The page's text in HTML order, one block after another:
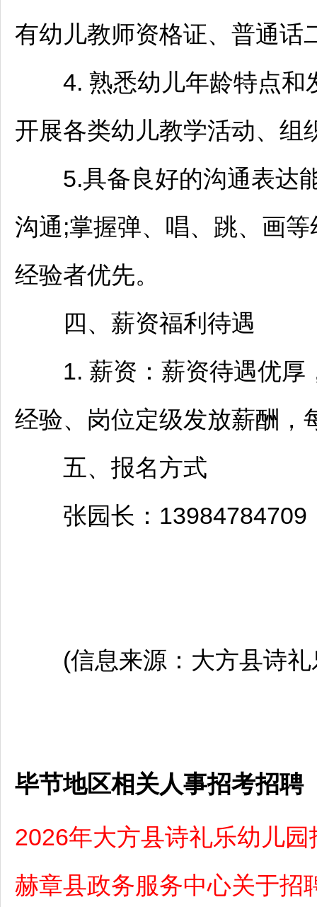
有幼儿教师资格证、普通话
4. 熟悉幼儿年龄特点和
开展各类幼儿教学活动、组
5.具备良好的沟通表达能
沟通;掌握弹、唱、跳、画
经验者优先。
四、薪资福利待遇
1. 薪资：薪资待遇优厚
经验、岗位定级发放薪酬，
五、报名方式
张园长：13984784709
(信息来源： 大方县诗
毕节地区相关人事招考招聘
2026年大方县诗礼乐幼儿园
赫章县政务服务中心关于招